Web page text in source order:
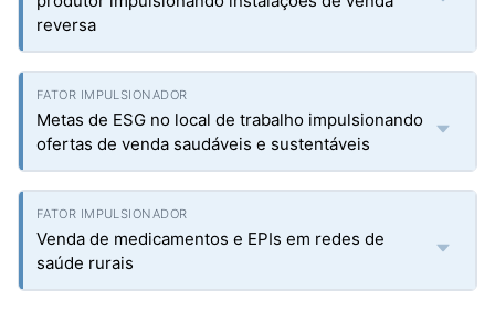
reversa
Metas de ESG no local de trabalho impulsionando
ofertas de venda saudáveis e sustentáveis
Venda de medicamentos e EPIs em redes de
saúde rurais